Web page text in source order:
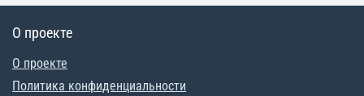
О проекте
О проекте
Политика конфиденциальности